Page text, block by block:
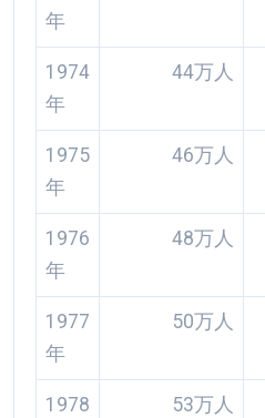
年
1974
年
44万人
1975
年
46万人
1976
年
48万人
1977
年
50万人
1978
53万人